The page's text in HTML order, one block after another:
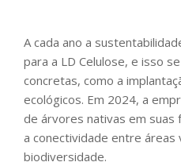
A cada ano a
para a LD Celulose, e isso
concretas, como a
ecológicos. Em 2024, a
de árvores nativas em suas
a conectividade entre
biodiversidade.